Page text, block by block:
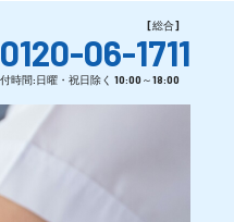
0120-06-1711